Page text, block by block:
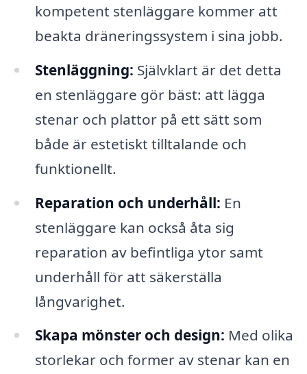
kompetent stenläggare kommer att
beakta dräneringssystem i sina jobb.
Stenläggning: Självklart är det detta
en stenläggare gör bäst: att lägga
stenar och plattor på ett sätt som
både är estetiskt tilltalande och
funktionellt.
Reparation och underhåll: En
stenläggare kan också åta sig
reparation av befintliga ytor samt
underhåll för att säkerställa
långvarighet.
Skapa mönster och design: Med olika
storlekar och former av stenar kan en